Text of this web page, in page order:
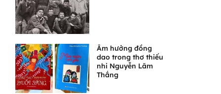
Âm hưởng đồng
dao trong thơ thiếu
nhi Nguyễn Lãm
Thắng